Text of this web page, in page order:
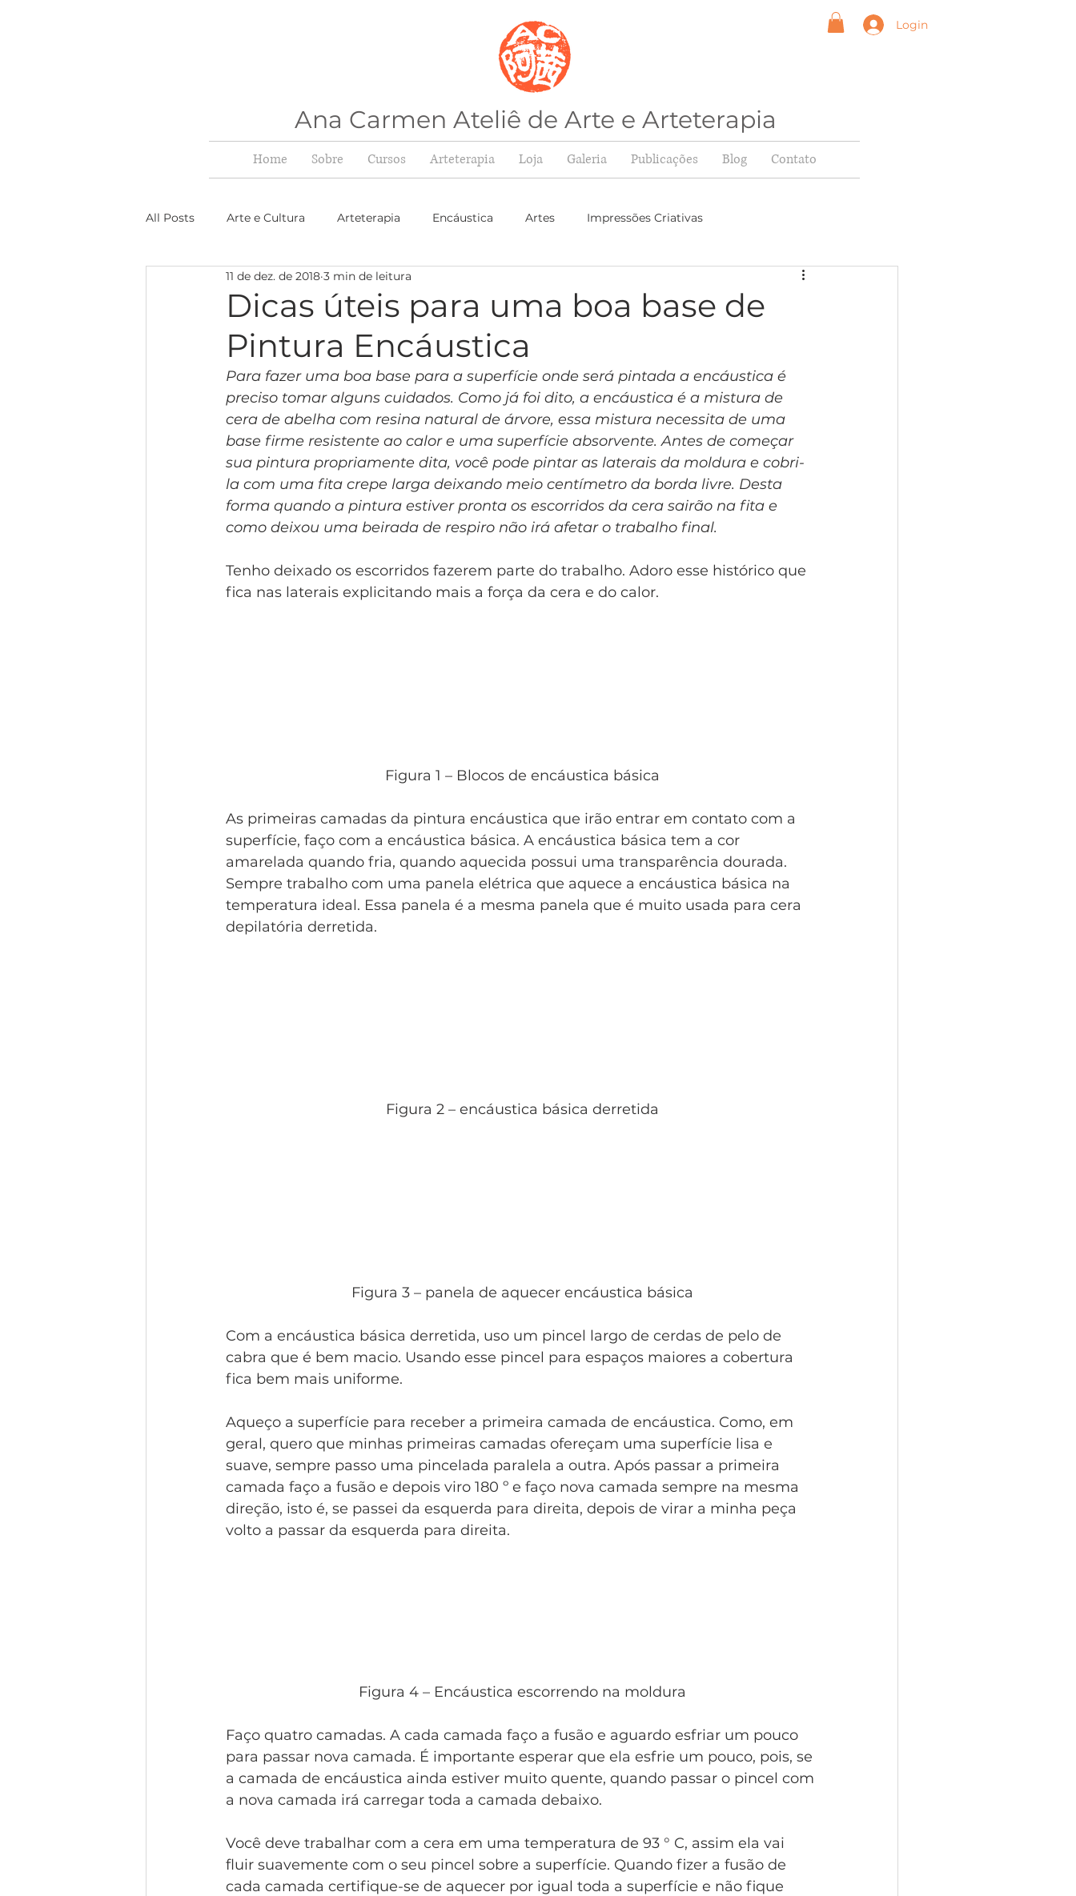
Login
Ana Carmen Ateliê de Arte e Arteterapia
Home Sobre Cursos Arteterapia Loja Galeria Publicações Blog Contato
All Posts Arte e Cultura Arteterapia Encáustica Artes Impressões Criativas
Dicas úteis para uma boa base de
Pintura Encáustica
11 de dez. de 2018 3 min de leitura
Para fazer uma boa base para a superfície onde será pintada a encáustica é
preciso tomar alguns cuidados. Como já foi dito, a encáustica é a mistura de
cera de abelha com resina natural de árvore, essa mistura necessita de uma
base firme resistente ao calor e uma superfície absorvente. Antes de começar
sua pintura propriamente dita, você pode pintar as laterais da moldura e cobri-
la com uma fita crepe larga deixando meio centímetro da borda livre. Desta
forma quando a pintura estiver pronta os escorridos da cera sairão na fita e
como deixou uma beirada de respiro não irá afetar o trabalho final.
Tenho deixado os escorridos fazerem parte do trabalho. Adoro esse histórico que
fica nas laterais explicitando mais a força da cera e do calor.
Figura 1 – Blocos de encáustica básica
As primeiras camadas da pintura encáustica que irão entrar em contato com a
superfície, faço com a encáustica básica. A encáustica básica tem a cor
amarelada quando fria, quando aquecida possui uma transparência dourada.
Sempre trabalho com uma panela elétrica que aquece a encáustica básica na
temperatura ideal. Essa panela é a mesma panela que é muito usada para cera
depilatória derretida.
Figura 2 – encáustica básica derretida
Figura 3 – panela de aquecer encáustica básica
Com a encáustica básica derretida, uso um pincel largo de cerdas de pelo de
cabra que é bem macio. Usando esse pincel para espaços maiores a cobertura
fica bem mais uniforme.
Aqueço a superfície para receber a primeira camada de encáustica. Como, em
geral, quero que minhas primeiras camadas ofereçam uma superfície lisa e
suave, sempre passo uma pincelada paralela a outra. Após passar a primeira
camada faço a fusão e depois viro 180 º e faço nova camada sempre na mesma
direção, isto é, se passei da esquerda para direita, depois de virar a minha peça
volto a passar da esquerda para direita.
Figura 4 – Encáustica escorrendo na moldura
Faço quatro camadas. A cada camada faço a fusão e aguardo esfriar um pouco
para passar nova camada. É importante esperar que ela esfrie um pouco, pois, se
a camada de encáustica ainda estiver muito quente, quando passar o pincel com
a nova camada irá carregar toda a camada debaixo.
Você deve trabalhar com a cera em uma temperatura de 93 ° C, assim ela vai
fluir suavemente com o seu pincel sobre a superfície. Quando fizer a fusão de
cada camada certifique-se de aquecer por igual toda a superfície e não fique